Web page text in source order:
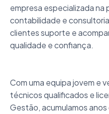
empresa especializada
contabilidade e
clientes suporte e
qualidade e confiança.
Com uma equipa jovem e
técnicos qualificados e
Gestão, acumulamos